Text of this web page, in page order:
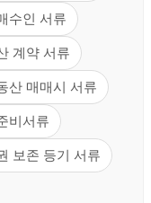
수인 서류
계약 서류
산 매매시 서류
비서류
보존 등기 서류